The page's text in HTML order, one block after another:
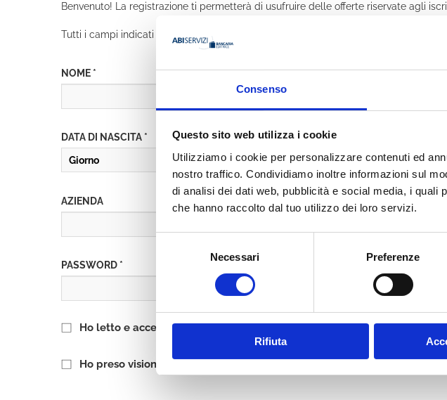
Consenso
Questo sito web utilizza i cookie
Utilizziamo i cookie per personalizzare contenuti ed
nostro traffico. Condividiamo inoltre informazioni sul
di analisi dei dati web, pubblicità e social media, i quali
che hanno raccolto dal tuo utilizzo dei loro servizi.
Selezione
consenso
Necessari Preferenze
Rifiuta
Benvenuto! La registrazione ti permetterà di usufruire delle offerte riservate agli
Tutti i campi indicati con * sono obbligatori
NOME *
DATA DI NASCITA *
AZIENDA
PASSWORD *
Ho letto e accetto l’informativa sulla
Ho preso visione delle